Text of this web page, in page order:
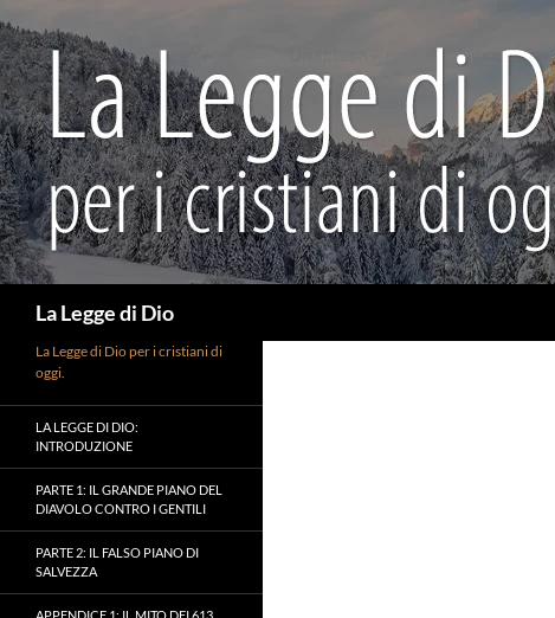
al
contenuto
La Legge di Dio
La Legge di Dio per i cristiani di
oggi.
LA LEGGE DI DIO:
INTRODUZIONE
PARTE 1: IL GRANDE PIANO DEL
DIAVOLO CONTRO I GENTILI
PARTE 2: IL FALSO PIANO DI
SALVEZZA